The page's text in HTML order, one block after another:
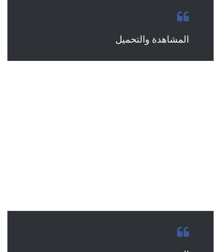
المشاهدة والتحميل